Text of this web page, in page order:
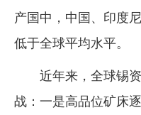
产国中，中国、印度
低于全球平均水平。
近年来，全球锡
战：一是高品位矿床